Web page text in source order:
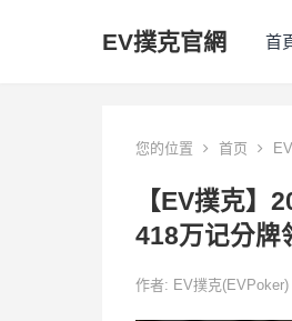
EV撲克官網 首
您的位置 首页
【EV撲克】
418万记分牌
作者: EV撲克(EVPoker)